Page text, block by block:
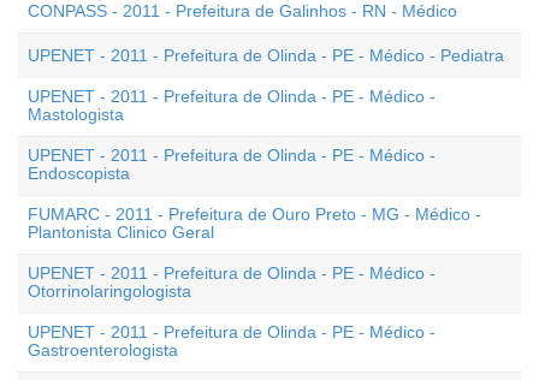
CONPASS - 2011 - Prefeitura de Galinhos - RN - Médico
UPENET - 2011 - Prefeitura de Olinda - PE - Médico - Pediatra
UPENET - 2011 - Prefeitura de Olinda - PE - Médico -
Mastologista
UPENET - 2011 - Prefeitura de Olinda - PE - Médico -
Endoscopista
FUMARC - 2011 - Prefeitura de Ouro Preto - MG - Médico -
Plantonista Clinico Geral
UPENET - 2011 - Prefeitura de Olinda - PE - Médico -
Otorrinolaringologista
UPENET - 2011 - Prefeitura de Olinda - PE - Médico -
Gastroenterologista